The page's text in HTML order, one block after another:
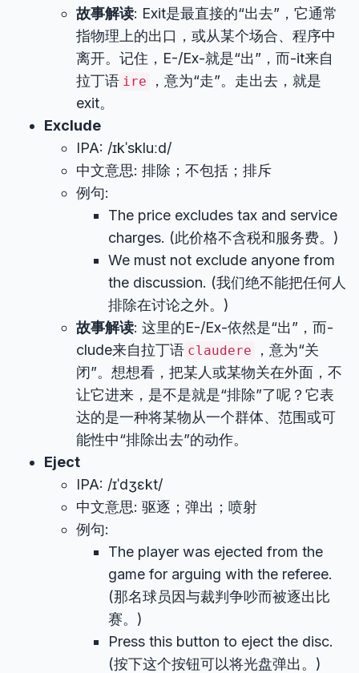
故事解读: Exit是最直接的“出去”，它通常
指物理上的出口，或从某个场合、程序中
离开。记住，E-/Ex-就是“出”，而-it来自
拉丁语 ire
，意为“走”。走出去，就是
exit。
Exclude
IPA: /ɪkˈskluːd/
中文意思: 排除；不包括；排斥
例句:
The price excludes tax and service
charges. (此价格不含税和服务费。)
We must not exclude anyone from
the discussion. (我们绝不能把任何人
排除在讨论之外。)
故事解读: 这里的E-/Ex-依然是“出”，而-
clude来自拉丁语 claudere
，意为“关
闭”。想想看，把某人或某物关在外面，不
让它进来，是不是就是“排除”了呢？它表
达的是一种将某物从一个群体、范围或可
能性中“排除出去”的动作。
Eject
IPA: /ɪˈdʒɛkt/
中文意思: 驱逐；弹出；喷射
例句:
The player was ejected from the
game for arguing with the referee.
(那名球员因与裁判争吵而被逐出比
赛。)
Press this button to eject the disc.
(按下这个按钮可以将光盘弹出。)